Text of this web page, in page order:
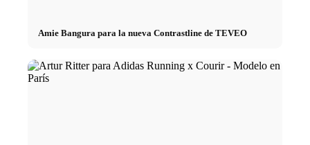
Amie Bangura para la nueva Contrastline de TEVEO